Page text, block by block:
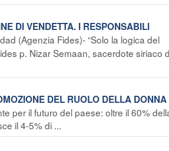
DI VENDETTA. I RESPONSABILI
(Agenzia Fides)- “Solo la logica del
p. Nizar Semaan, sacerdote siriaco
DEL RUOLO DELLA DONNA
per il futuro del paese: oltre il 60%
il 4-5% di ...